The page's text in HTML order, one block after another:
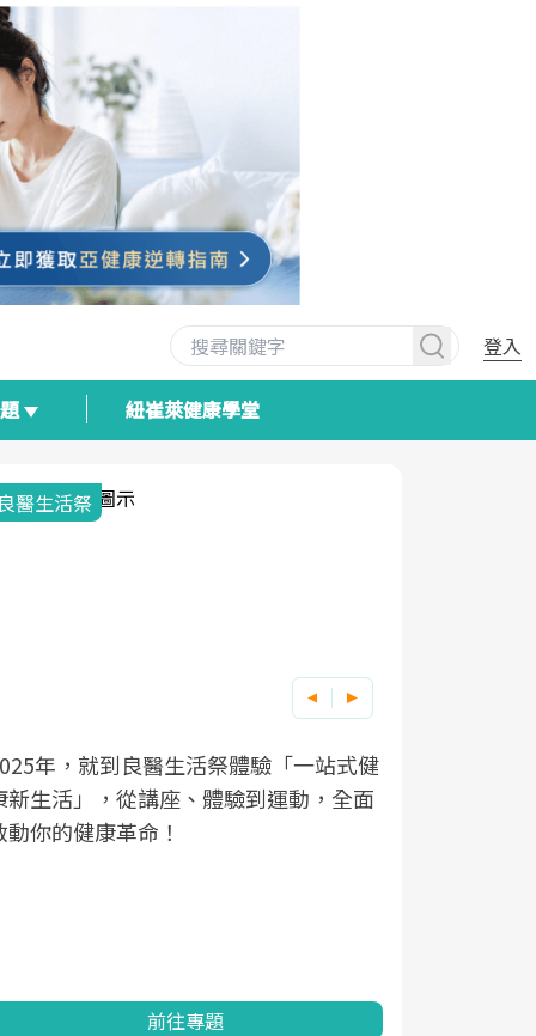
登入
紐崔萊健康學堂
與健康韌性的距離
醫健康網從「換季的身體變化」出發，
過醫學觀點與日常感受的對話，建立對
健康的認知，進而引導實際的改善行
前往專題